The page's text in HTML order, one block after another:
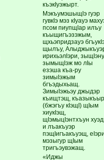
къэкIуэжырт.
МэкъумэшыщIэ гуэр
гувкIэ мэз кIуауэ
псом пиупщIар илъу
къыщигъэзэжым,
щхьэпридзауэ
щылъу,
ирихьэлIэри,
зымыщIэж мо лIы
езэша къа-ру
зимыIэжым
бгъэдыхьащ.
ЗимыIэжьэу джыдэр
къищтэщ,
(бжэгъу кIэщI) щIым
хиукIэщ,
щIэмыцIэнтхъун
и лъакъуэр
пэщIигъакъуэщ,
мэзыгур щIым
тригъэувэжащ.
«Иджы